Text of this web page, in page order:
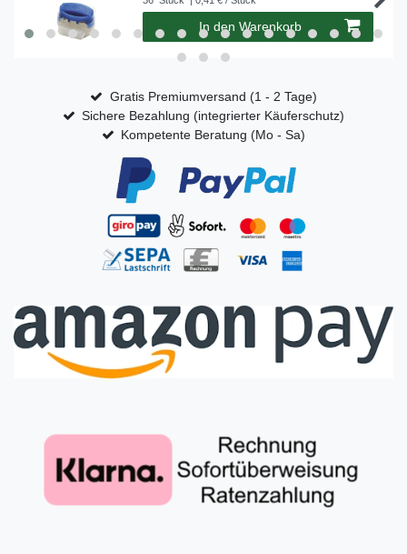
In den Warenkorb
Gratis Premiumversand (1 - 2 Tage)
Sichere Bezahlung (integrierter Käuferschutz)
Kompetente Beratung (Mo - Sa)